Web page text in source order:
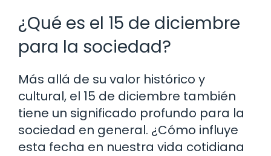
¿Qué es el 15 de diciembre
para la sociedad?
Más allá de su valor histórico y
cultural, el 15 de diciembre también
tiene un significado profundo para la
sociedad en general. ¿Cómo influye
esta fecha en nuestra vida cotidiana